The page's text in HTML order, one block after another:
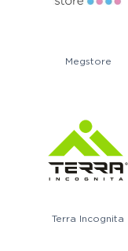
Megstore
Terra Incognita